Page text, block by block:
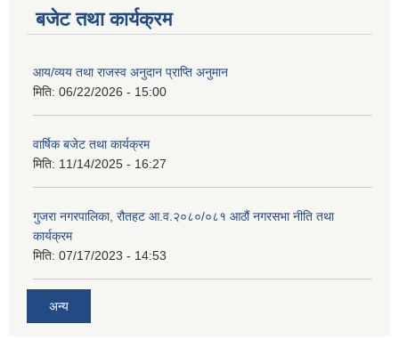
बजेट तथा कार्यक्रम
आय/व्यय तथा राजस्व अनुदान प्राप्ति अनुमान
मिति: 06/22/2026 - 15:00
वार्षिक बजेट तथा कार्यक्रम
मिति: 11/14/2025 - 16:27
गुजरा नगरपालिका, रौतहट आ.व.२०८०/०८१ आठौं नगरसभा नीति तथा
कार्यक्रम
मिति: 07/17/2023 - 14:53
अन्य